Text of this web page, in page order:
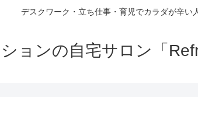
デスクワーク・立ち仕事・育児でカラダが辛い
ョンの自宅サロン「